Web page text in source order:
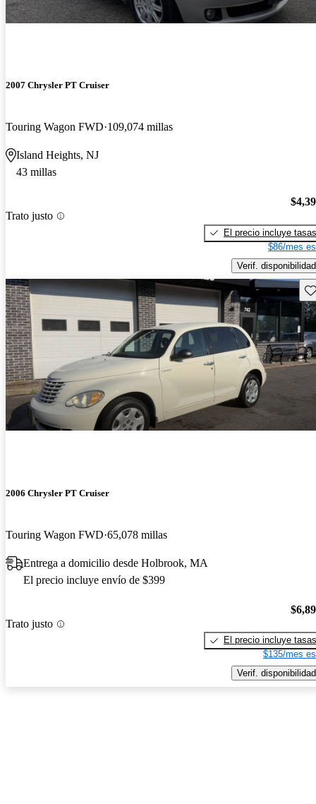
2007 Chrysler PT Cruiser
Touring Wagon FWD 109,074 millas
Island Heights, NJ
43 millas
Trato justo
El precio incluye tasas
$86/mes
Verif. disponibilidad
2006 Chrysler PT Cruiser
Touring Wagon FWD 65,078 millas
Entrega a domicilio desde Holbrook, MA
El precio incluye envío de $399
Trato justo
El precio incluye tasas
$135/mes
Verif. disponibilidad